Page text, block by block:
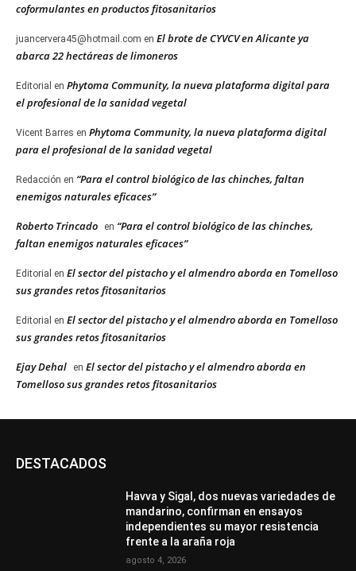
coformulantes en productos fitosanitarios
juancervera45@hotmail.com en El brote de CYVCV en Alicante ya
abarca 22 hectáreas de limoneros
Editorial en Phytoma Community, la nueva plataforma digital para
el profesional de la sanidad vegetal
Vicent Barres en Phytoma Community, la nueva plataforma digital
para el profesional de la sanidad vegetal
Redacción en “Para el control biológico de las chinches, faltan
enemigos naturales eficaces”
Roberto Trincado en “Para el control biológico de las chinches,
faltan enemigos naturales eficaces”
Editorial en El sector del pistacho y el almendro aborda en Tomelloso
sus grandes retos fitosanitarios
Editorial en El sector del pistacho y el almendro aborda en Tomelloso
sus grandes retos fitosanitarios
Ejay Dehal en El sector del pistacho y el almendro aborda en
Tomelloso sus grandes retos fitosanitarios
DESTACADOS
Havva y Sigal, dos nuevas variedades de
mandarino, confirman en ensayos
independientes su mayor resistencia
frente a la araña roja
agosto 4, 2026